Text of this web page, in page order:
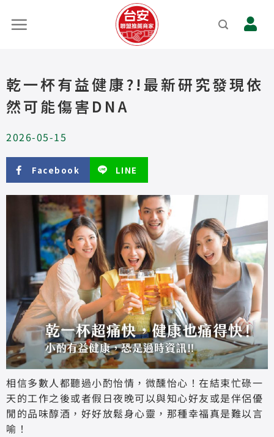
乾一杯有益健康?!最新研究發現依
然可能傷害DNA
2026-05-15
Facebook LINE
相信多數人都聽過小酌怡情，微醺怡心！在結束忙碌一
天的工作之後或者假日夜晚可以與知心好友或是伴侶優
閒的品味醇酒，好好放鬆身心靈，那種幸福真是難以言
喻！